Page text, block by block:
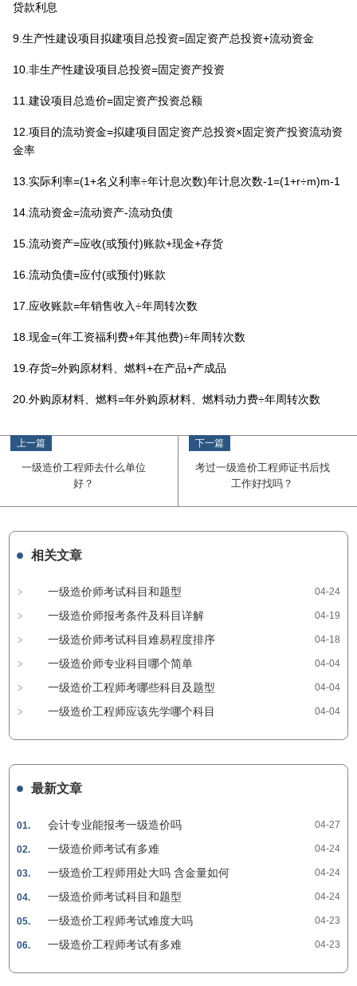
贷款利息
9.生产性建设项目拟建项目总投资=固定资产总投资+流动资金
10.非生产性建设项目总投资=固定资产投资
11.建设项目总造价=固定资产投资总额
12.项目的流动资金=拟建项目固定资产总投资×固定资产投资流动资
金率
13.实际利率=(1+名义利率÷年计息次数)年计息次数-1=(1+r÷m)m-1
14.流动资金=流动资产-流动负债
15.流动资产=应收(或预付)账款+现金+存货
16.流动负债=应付(或预付)账款
17.应收账款=年销售收入÷年周转次数
18.现金=(年工资福利费+年其他费)÷年周转次数
19.存货=外购原材料、燃料+在产品+产成品
20.外购原材料、燃料=年外购原材料、燃料动力费÷年周转次数
上一篇
一级造价工程师去什么单位
好？
下一篇
考过一级造价工程师证书后找
工作好找吗？
相关文章
一级造价师考试科目和题型 04-24
一级造价师报考条件及科目详解 04-19
一级造价师考试科目难易程度排序 04-18
一级造价师专业科目哪个简单 04-04
一级造价工程师考哪些科目及题型 04-04
一级造价工程师应该先学哪个科目 04-04
最新文章
01. 会计专业能报考一级造价吗 04-27
02. 一级造价师考试有多难 04-24
03. 一级造价工程师用处大吗 含金量如何 04-24
04. 一级造价师考试科目和题型 04-24
05. 一级造价工程师考试难度大吗 04-23
06. 一级造价工程师考试有多难 04-23